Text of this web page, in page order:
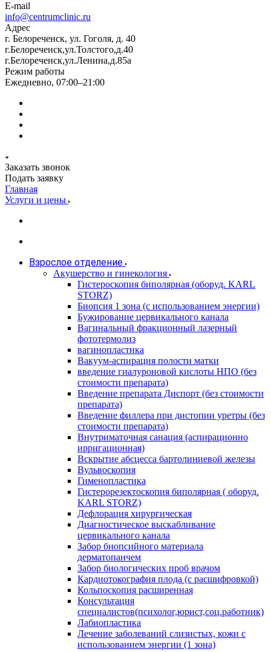
E-mail
info@centrumclinic.ru
Адрес
г. Белореченск, ул. Гоголя, д. 40
г.Белореченск,ул.Толстого,д.40
г.Белореченск,ул.Ленина,д.85а
Режим работы
Ежедневно, 07:00–21:00
Заказать звонок
Подать заявку
Главная
Услуги и цены
Взрослое отделение
Акушерство и гинекология
Гистероскопия биполярная (оборуд. KARL
STORZ)
Биопсия 1 зона (с использованием энергии)
Бужирование цервикального канала
Вагинальный фракционный лазерный
фототермолиз
вагинопластика
Вакуум-аспирация полости матки
введение гиалуроновой кислоты НПО (без
стоимости препарата)
Введение препарата Диспорт (без стоимости
препарата)
Введение филлера при дистопии уретры (без
стоимости препарата)
Внутриматочная санация (аспирационно
ирригационная)
Вскрытие абсцесса бартолиниевой железы
Вульвоскопия
Гименопластика
Гистерорезектоскопия биполярная ( оборуд.
KARL STORZ)
Дефлорация хирургическая
Диагностическое выскабливание
цервикального канала
Забор биопсийного материала
дерматопанчем
Забор биологических проб врачом
Кардиотокография плода (с расшифровкой)
Кольпоскопия расширенная
Консультация
специалистов(психолог,юрист,соц.работник)
Лабиопластика
Лечение заболеваний слизистых, кожи с
использованием энергии (1 зона)